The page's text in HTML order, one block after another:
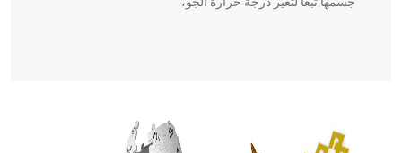
الحكم، الأدلة، تنظيم التغذية، ورسالته في جروح الرأس. ويعود
له الفضل بأنه حرر الطب من الدين والفلسفة.